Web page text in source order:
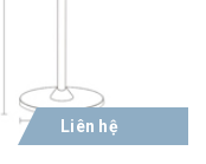
Liên hệ